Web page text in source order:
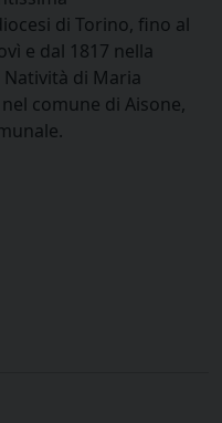
di Torino, fino al
e dal 1817 nella
di Maria
comune di Aisone,